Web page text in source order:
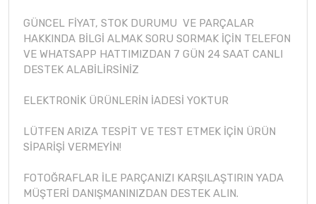
GÜNCEL FİYAT, STOK DURUMU VE PARÇALAR
HAKKINDA BİLGİ ALMAK SORU SORMAK İÇİN TELEFON
VE WHATSAPP HATTIMIZDAN 7 GÜN 24 SAAT CANLI
DESTEK ALABİLİRSİNİZ
ELEKTRONİK ÜRÜNLERİN İADESİ YOKTUR
LÜTFEN ARIZA TESPİT VE TEST ETMEK İÇİN ÜRÜN
SİPARİŞİ VERMEYİN!
FOTOĞRAFLAR İLE PARÇANIZI KARŞILAŞTIRIN YADA
MÜŞTERİ DANIŞMANINIZDAN DESTEK ALIN.